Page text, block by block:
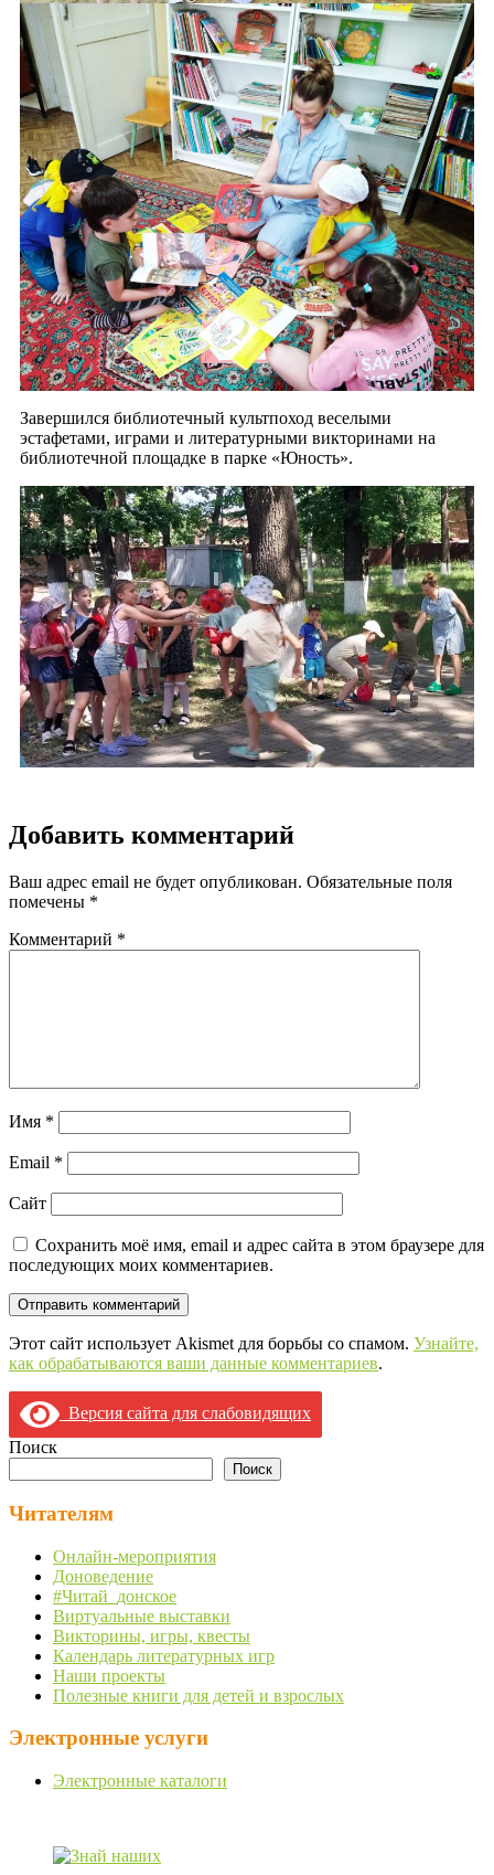
Завершился библиотечный культпоход веселыми
эстафетами, играми и литературными викторинами на
библиотечной площадке в парке «Юность».
Добавить комментарий
Ваш адрес email не будет опубликован. Обязательные поля
помечены *
Комментарий *
Имя *
Email *
Сайт
Сохранить моё имя, email и адрес сайта в этом браузере для
последующих моих комментариев.
Этот сайт использует Akismet для борьбы со спамом. Узнайте,
как обрабатываются ваши данные комментариев.
Версия сайта для слабовидящих
Поиск
Поиск
Читателям
Онлайн-мероприятия
Доноведение
#Читай_донское
Виртуальные выставки
Викторины, игры, квесты
Календарь литературных игр
Наши проекты
Полезные книги для детей и взрослых
Электронные услуги
Электронные каталоги